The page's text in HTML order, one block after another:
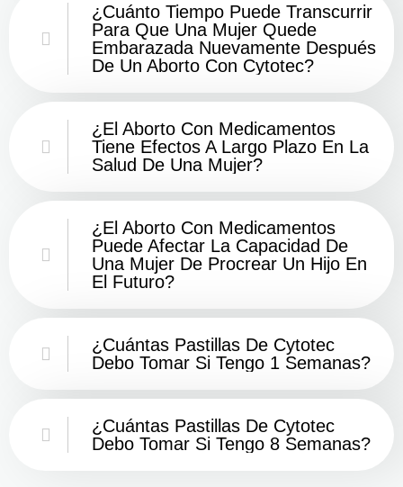
¿Cuánto Tiempo Puede Transcurrir
Para Que Una Mujer Quede
Embarazada Nuevamente Después
De Un Aborto Con Cytotec?
¿El Aborto Con Medicamentos
Tiene Efectos A Largo Plazo En La
Salud De Una Mujer?
¿El Aborto Con Medicamentos
Puede Afectar La Capacidad De
Una Mujer De Procrear Un Hijo En
El Futuro?
¿Cuántas Pastillas De Cytotec
Debo Tomar Si Tengo 1 Semanas?
¿Cuántas Pastillas De Cytotec
Debo Tomar Si Tengo 8 Semanas?